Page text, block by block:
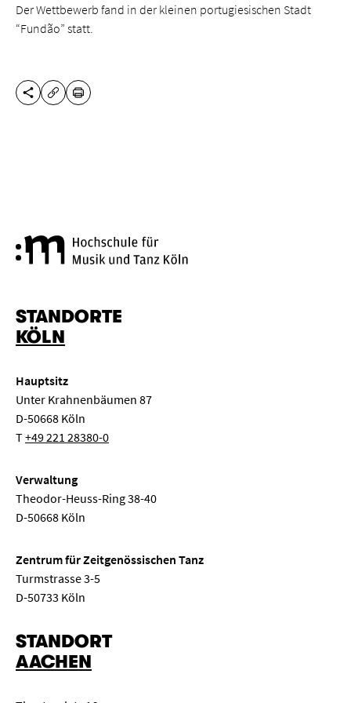
Der Wettbewerb fand in der kleinen portugiesischen Stadt
“Fundão” statt.
DIESE SEITE TEILEN
URL KOPIEREN
DRUCKEN
STANDORTE
KÖLN
Hauptsitz
Unter Krahnenbäumen 87
D-50668 Köln
T+49 221 28380-0
Verwaltung
Theodor-Heuss-Ring 38-40
D-50668 Köln
Zentrum für Zeitgenössischen Tanz
Turmstrasse 3-5
D-50733 Köln
STANDORT
AACHEN